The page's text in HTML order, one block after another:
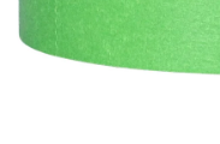
ČISTENIE A ÚDRŽBA LODÍ